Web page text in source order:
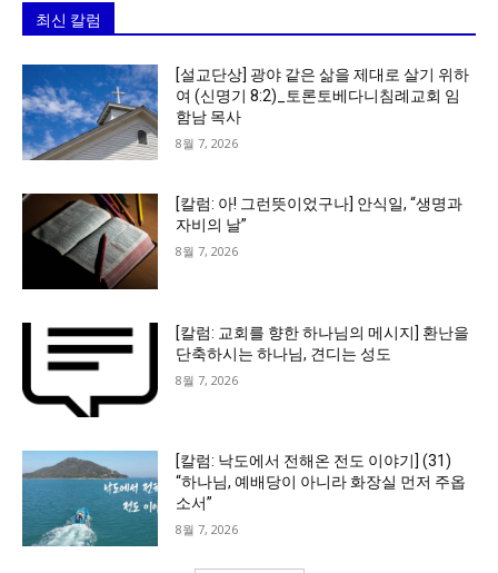
최신 칼럼
[설교단상] 광야 같은 삶을 제대로 살기 위하
여 (신명기 8:2)_토론토베다니침례교회 임
함남 목사
8월 7, 2026
[칼럼: 아! 그런뜻이었구나] 안식일, “생명과
자비의 날”
8월 7, 2026
[칼럼: 교회를 향한 하나님의 메시지] 환난을
단축하시는 하나님, 견디는 성도
8월 7, 2026
[칼럼: 낙도에서 전해온 전도 이야기] (31)
“하나님, 예배당이 아니라 화장실 먼저 주옵
소서”
8월 7, 2026